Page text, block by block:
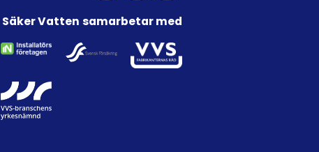
Säker Vatten samarbetar med